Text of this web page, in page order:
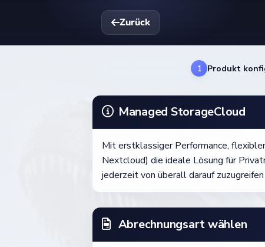
Zurück
1 Produkt
Managed StorageCloud
Mit erstklassiger Performance,
Nextcloud) die ideale Lösung für
jederzeit von überall darauf
Abrechnungsart wählen